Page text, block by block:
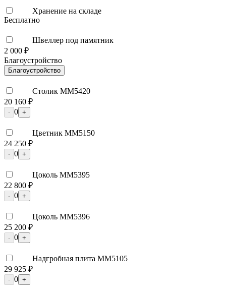
Хранение на складе
Бесплатно
Швеллер под памятник
2 000 ₽
Благоустройство
Благоустройство
Столик ММ5420
20 160 ₽
- 0 +
Цветник ММ5150
24 250 ₽
- 0 +
Цоколь ММ5395
22 800 ₽
- 0 +
Цоколь ММ5396
25 200 ₽
- 0 +
Надгробная плита ММ5105
29 925 ₽
- 0 +